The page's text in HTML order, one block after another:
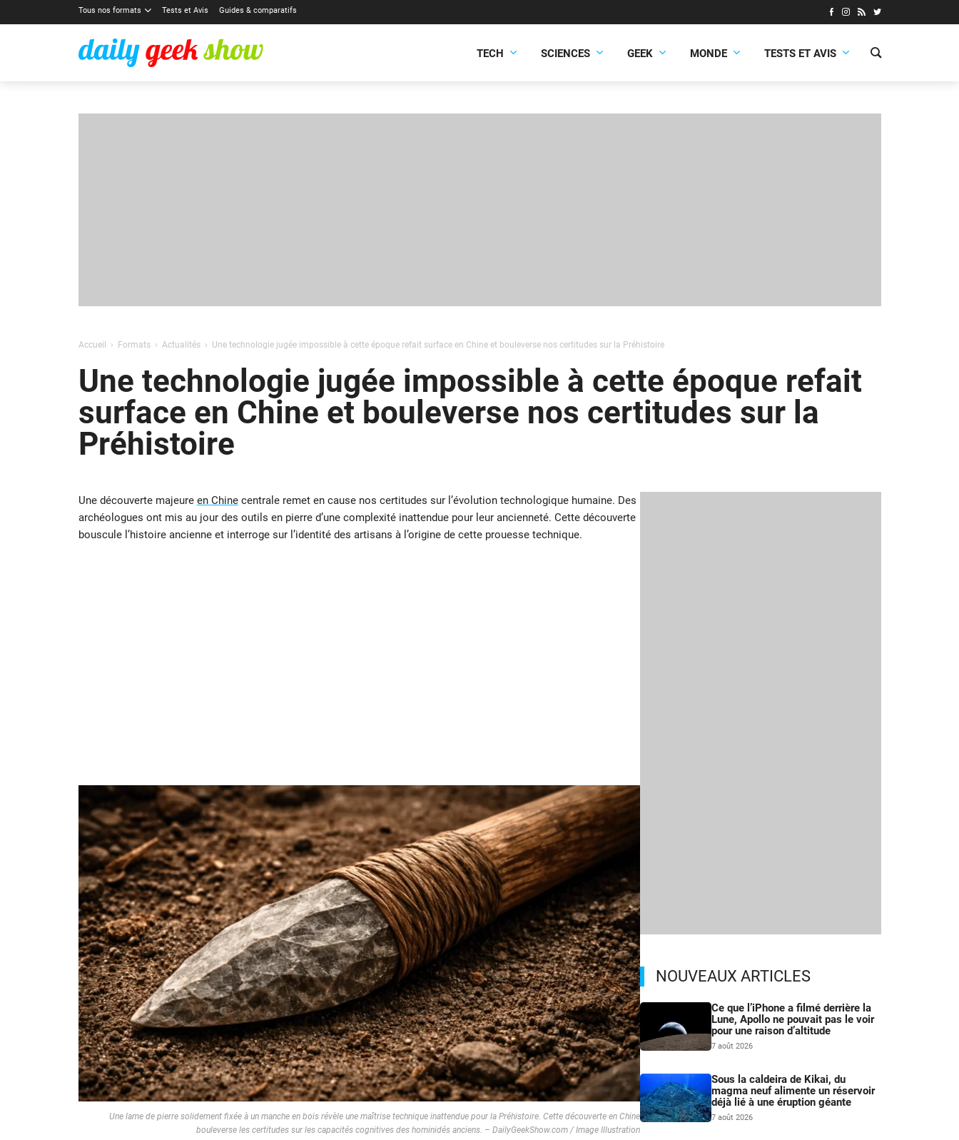
Tous nos formats Tests et Avis Guides & comparatifs
TECH SCIENCES GEEK MONDE TESTS ET AVIS
Accueil Formats Actualités Une technologie jugée impossible à cette époque refait surface en Chine et bouleverse nos certitudes sur la Préhistoire
Une technologie jugée impossible à cette époque refait
surface en Chine et bouleverse nos certitudes sur la
Préhistoire
Une découverte majeure en Chinecentrale remet en cause nos certitudes sur l’évolution technologique humaine. Des
archéologues ont mis au jour des outils en pierre d’une complexité inattendue pour leur ancienneté. Cette découverte
bouscule l’histoire ancienne et interroge sur l’identité des artisans à l’origine de cette prouesse technique.
Une lame de pierre solidement fixée à un manche en bois révèle une maîtrise technique inattendue pour la Préhistoire. Cette découverte en Chine
bouleverse les certitudes sur les capacités cognitives des hominidés anciens. – DailyGeekShow.com / Image Illustration
NOUVEAUX ARTICLES
Ce que l’iPhone a filmé derrière la
Lune, Apollo ne pouvait pas le voir
pour une raison d’altitude
7 août 2026
Sous la caldeira de Kikai, du
magma neuf alimente un réservoir
déjà lié à une éruption géante
7 août 2026